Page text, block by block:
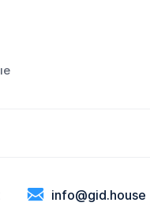
info@gid.house